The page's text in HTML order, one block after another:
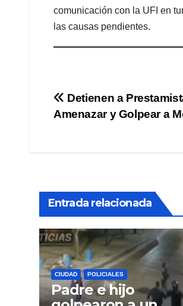
comunicación con la UFI en
las causas pendientes.
Navegación
Detienen a
Amenazar y Golpear a
Entrada relacionada
CIUDAD POLICIALES
Padre e hijo